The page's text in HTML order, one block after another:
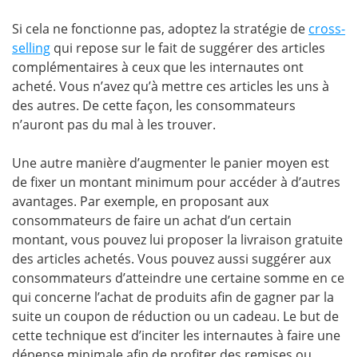
Si cela ne fonctionne pas, adoptez la stratégie de cross-
selling qui repose sur le fait de suggérer des articles
complémentaires à ceux que les internautes ont
acheté. Vous n’avez qu’à mettre ces articles les uns à
des autres. De cette façon, les consommateurs
n’auront pas du mal à les trouver.
Une autre manière d’augmenter le panier moyen est
de fixer un montant minimum pour accéder à d’autres
avantages. Par exemple, en proposant aux
consommateurs de faire un achat d’un certain
montant, vous pouvez lui proposer la livraison gratuite
des articles achetés. Vous pouvez aussi suggérer aux
consommateurs d’atteindre une certaine somme en ce
qui concerne l’achat de produits afin de gagner par la
suite un coupon de réduction ou un cadeau. Le but de
cette technique est d’inciter les internautes à faire une